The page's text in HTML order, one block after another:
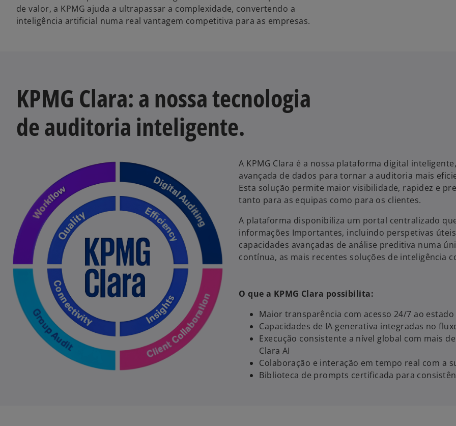
de valor, a KPMG ajuda a ultrapassar a complexidade, convertendo a
inteligência artificial numa real vantagem competitiva para as empresas.
KPMG Clara: a nossa tecnologia
de auditoria inteligente.
A KPMG Clara é a nossa plataforma digital
avançada de dados para tornar a auditoria mais
Esta solução permite maior visibilidade, rapidez e
tanto para as equipas como para os clientes.
A plataforma disponibiliza um portal centralizado
informações Importantes, incluindo perspetivas
capacidades avançadas de análise preditiva numa
contínua, as mais recentes soluções de inteligência
O que a KPMG Clara possibilita:
Maior transparência com acesso 24/7 ao
Capacidades de IA generativa integradas no
Execução consistente a nível global com mais
Clara AI
Colaboração e interação em tempo real com a
Biblioteca de prompts certificada para